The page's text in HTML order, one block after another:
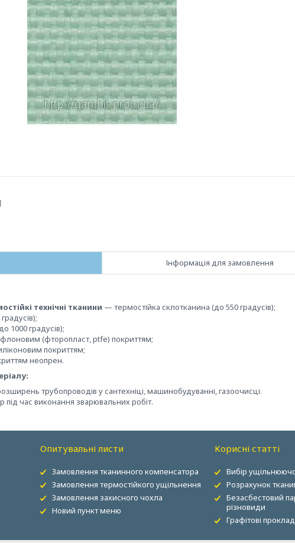
Інформація для замовлення
технічні тканини — термостійка склотканина (до 550 градусів);
1000 градусів);
(фторопласт, ptfe) покриттям;
покриттям;
неопрен.
трубопроводів у сантехніці, машинобудуванні, газоочисці.
час виконання зварювальних робіт.
Опитувальні листи
Замовлення тканинного компенсатора
Замовлення термостійкого ущільнення
Замовлення захисного чохла
Новий пункт меню
Корисні статті
Вибір
Розрахунок
Безасбестовий
різновиди
Графітові